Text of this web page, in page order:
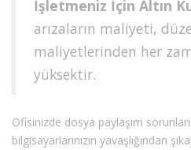
İşletmeniz İçin Altın
arızaların maliyeti,
maliyetlerinden her
yüksektir.
Ofisinizde dosya paylaşım sorunları
bilgisayarlarınızın yavaşlığından